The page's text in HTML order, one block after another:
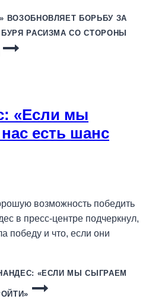
ВОЗОБНОВЛЯЕТ БОРЬБУ ЗА
РАСИЗМА СО СТОРОНЫ
«Если мы
есть шанс
возможность победить
в пресс-центре подчеркнул,
победу и что, если они
«ЕСЛИ МЫ СЫГРАЕМ